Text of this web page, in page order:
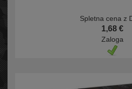
Spletna cena z
1,68 €
Zaloga